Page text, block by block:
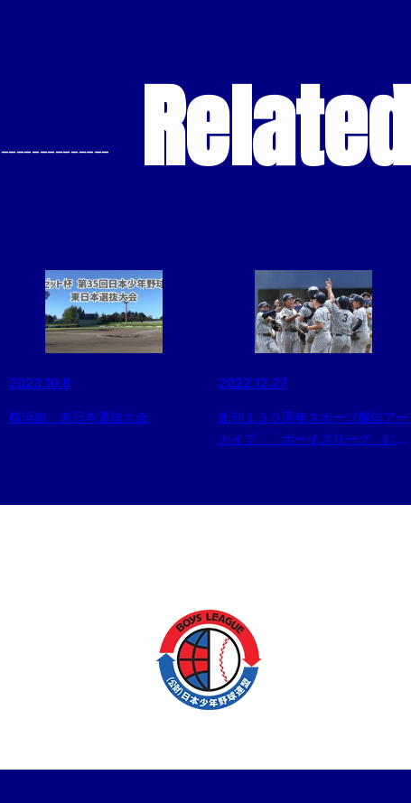
--------------
2023.10.8
横浜南 東日本選抜大会
2022.12.27
創刊１５０周年スポーツ報知アー
カイブ 「ボーイズリーグ むか